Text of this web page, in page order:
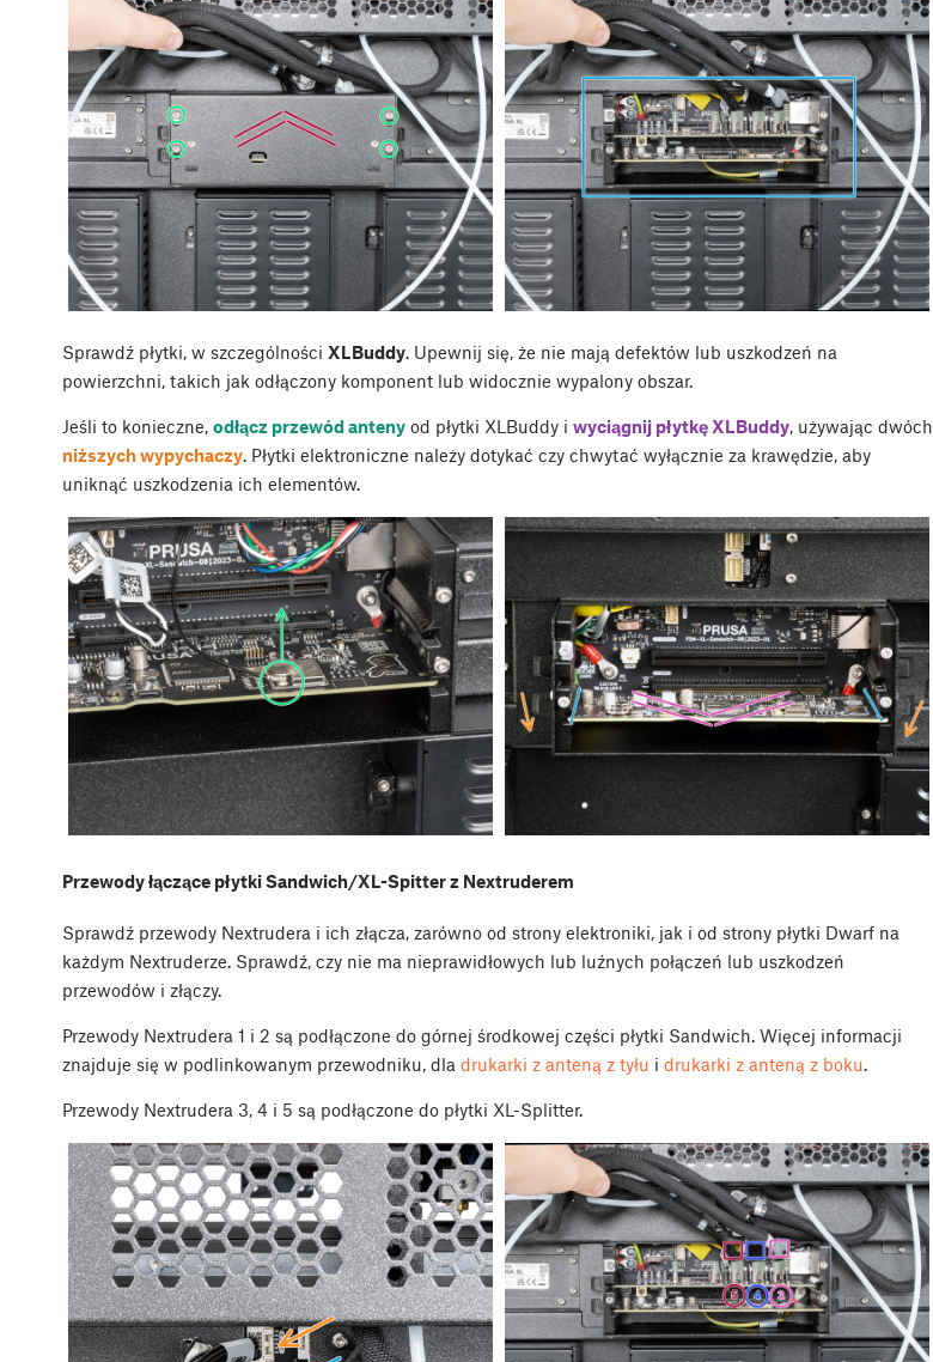
Sprawdź płytki, w szczególności XLBuddy. Upewnij się, że nie mają defektów lub uszkodzeń na
powierzchni, takich jak odłączony komponent lub widocznie wypalony obszar.
Jeśli to konieczne, odłącz przewód anteny od płytki XLBuddy i wyciągnij płytkę XLBuddy, używając dwóch
niższych wypychaczy. Płytki elektroniczne należy dotykać czy chwytać wyłącznie za krawędzie, aby
uniknąć uszkodzenia ich elementów.
Przewody łączące płytki Sandwich/XL-Spitter z Nextruderem
Sprawdź przewody Nextrudera i ich złącza, zarówno od strony elektroniki, jak i od strony płytki Dwarf na
każdym Nextruderze. Sprawdź, czy nie ma nieprawidłowych lub luźnych połączeń lub uszkodzeń
przewodów i złączy.
Przewody Nextrudera 1 i 2 są podłączone do górnej środkowej części płytki Sandwich. Więcej informacji
znajduje się w podlinkowanym przewodniku, dla drukarki z anteną z tyłu i drukarki z anteną z boku.
Przewody Nextrudera 3, 4 i 5 są podłączone do płytki XL-Splitter.